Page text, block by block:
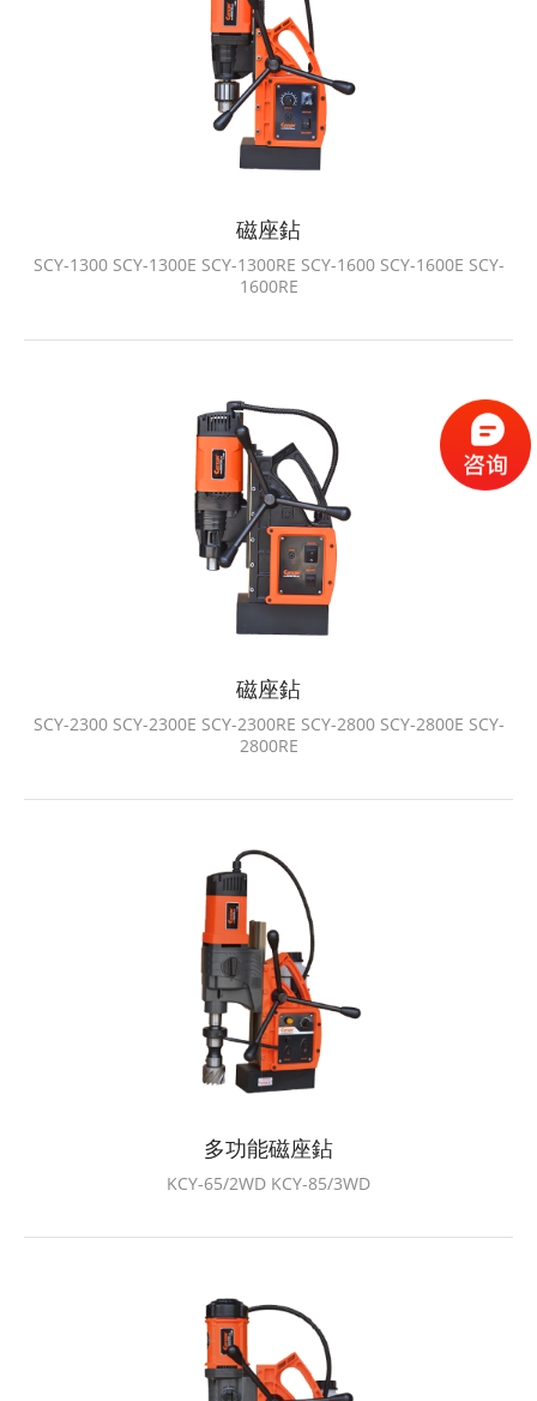
磁座鉆
SCY-1300 SCY-1300E SCY-1300RE SCY-1600 SCY-1600E SCY-
1600RE
磁座鉆
SCY-2300 SCY-2300E SCY-2300RE SCY-2800 SCY-2800E SCY-
2800RE
多功能磁座鉆
KCY-65/2WD KCY-85/3WD